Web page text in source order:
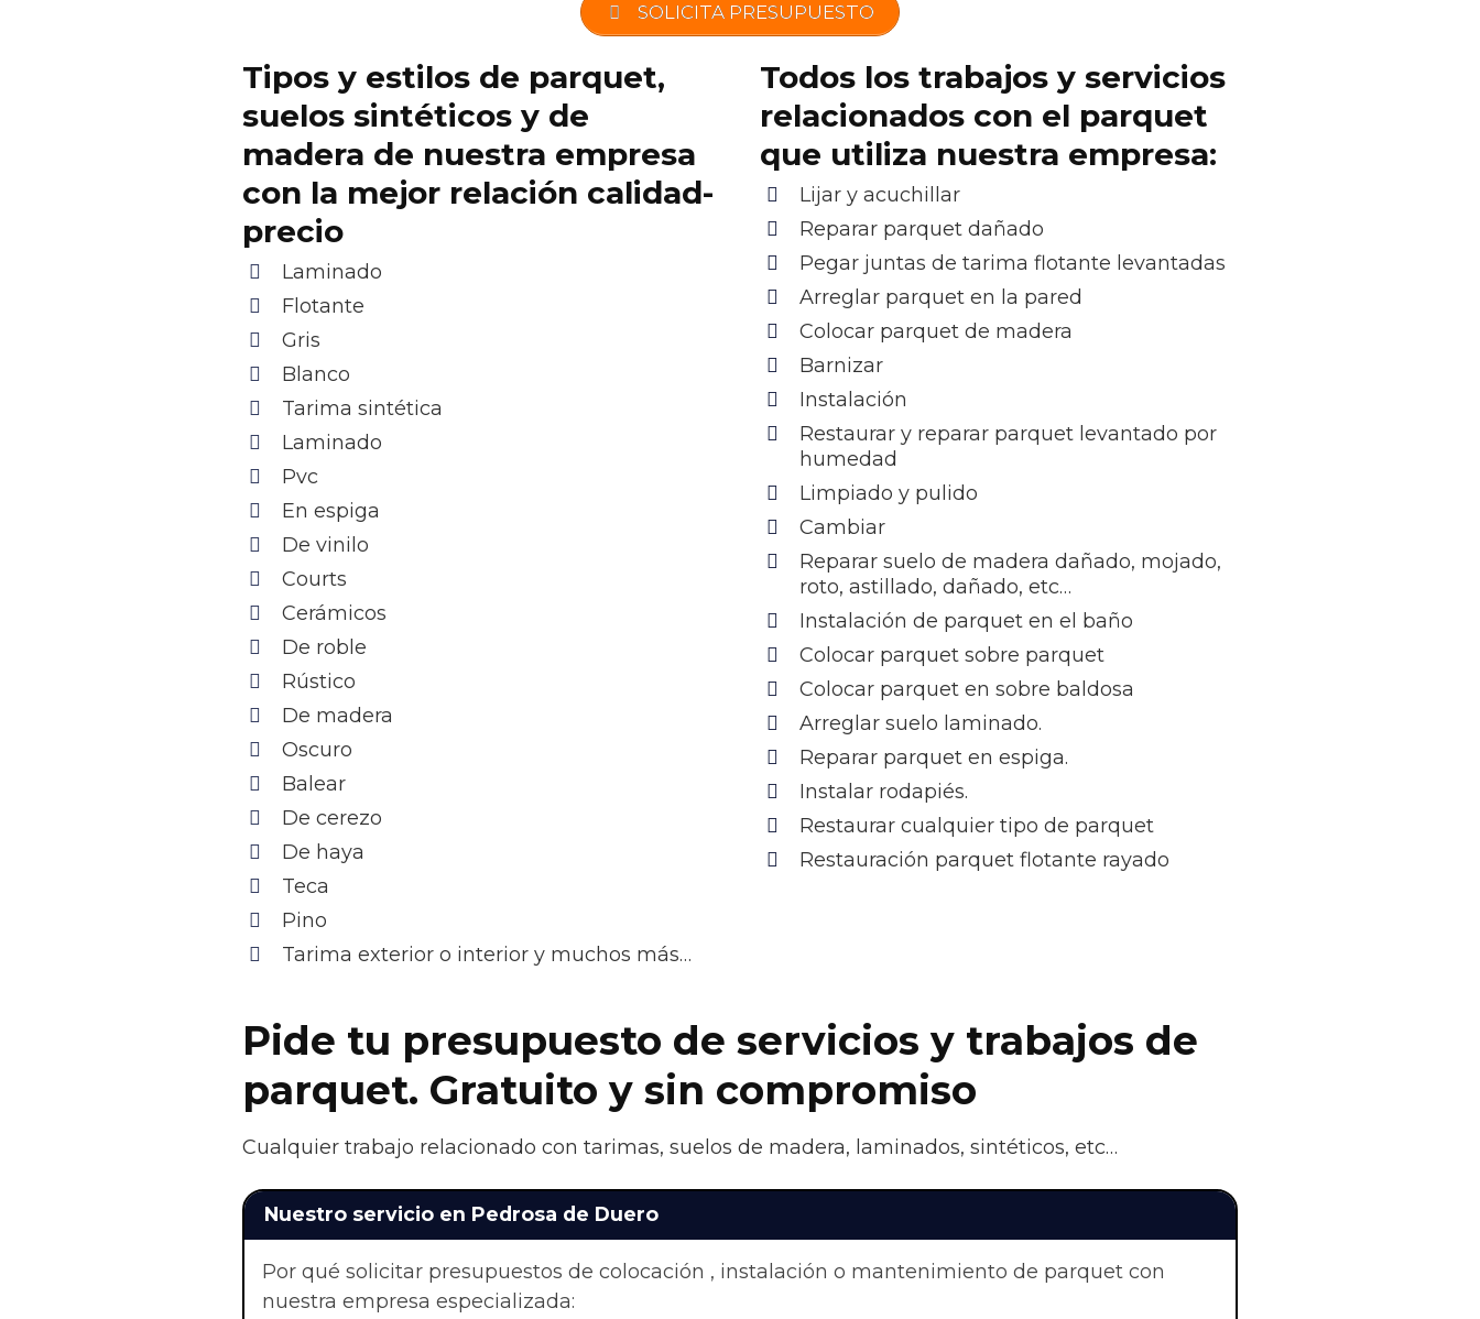
SOLICITA PRESUPUESTO
Tipos y estilos de parquet,
suelos sintéticos y de
madera de nuestra empresa
con la mejor relación calidad-
precio
Laminado
Flotante
Gris
Blanco
Tarima sintética
Laminado
Pvc
En espiga
De vinilo
Courts
Cerámicos
De roble
Rústico
De madera
Oscuro
Balear
De cerezo
De haya
Teca
Pino
Tarima exterior o interior y muchos más…
Todos los trabajos y servicios
relacionados con el parquet
que utiliza nuestra empresa:
Lijar y acuchillar
Reparar parquet dañado
Pegar juntas de tarima flotante levantadas
Arreglar parquet en la pared
Colocar parquet de madera
Barnizar
Instalación
Restaurar y reparar parquet levantado por
humedad
Limpiado y pulido
Cambiar
Reparar suelo de madera dañado, mojado,
roto, astillado, dañado, etc…
Instalación de parquet en el baño
Colocar parquet sobre parquet
Colocar parquet en sobre baldosa
Arreglar suelo laminado.
Reparar parquet en espiga.
Instalar rodapiés.
Restaurar cualquier tipo de parquet
Restauración parquet flotante rayado
Pide tu presupuesto de servicios y trabajos de
parquet. Gratuito y sin compromiso
Cualquier trabajo relacionado con tarimas, suelos de madera, laminados, sintéticos, etc…
Nuestro servicio en Pedrosa de Duero
Por qué solicitar presupuestos de colocación , instalación o mantenimiento de parquet con
nuestra empresa especializada: